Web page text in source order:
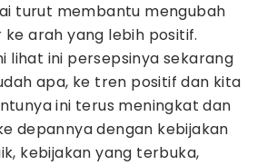
turut membantu mengubah
arah yang lebih positif.
lihat ini persepsinya sekarang
apa, ke tren positif dan kita
ini terus meningkat dan
depannya dengan kebijakan
kebijakan yang terbuka,